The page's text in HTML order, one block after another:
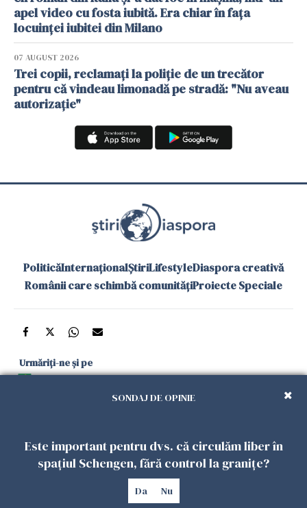
apel video cu fosta iubită. Era chiar în fața
locuinței iubitei din Milano
07 AUGUST 2026
Trei copii, reclamați la poliție de un trecător
pentru că vindeau limonadă pe stradă: "Nu aveau
autorizație"
PoliticăInternaționalȘtiriLifestyleDiaspora creativă
Românii care schimbă comunitățiProiecte Speciale
Urmăriți-ne și pe
și în aplicațiile mobile
Politica de
confidențialitate
Politica
Cookies
Gestionați
Contact
Declarație de
accesibilitate
Copyright 2026. Toate drepturile rezervate.
SONDAJ DE OPINIE
Este important pentru dvs. că circulăm liber în
spațiul Schengen, fără control la granițe?
Da Nu